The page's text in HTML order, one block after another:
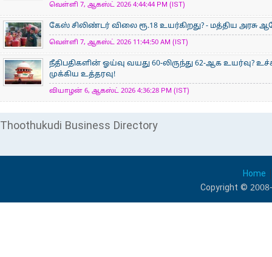
வெள்ளி 7, ஆகஸ்ட் 2026 4:44:44 PM (IST)
கேஸ் சிலிண்டர் விலை ரூ.18 உயர்கிறது? - மத்திய அரசு
வெள்ளி 7, ஆகஸ்ட் 2026 11:44:50 AM (IST)
நீதிபதிகளின் ஓய்வு வயது 60-லிருந்து 62-ஆக உயர்வு?
முக்கிய உத்தரவு!
வியாழன் 6, ஆகஸ்ட் 2026 4:36:28 PM (IST)
Thoothukudi Business Directory
Home
Copyright ©